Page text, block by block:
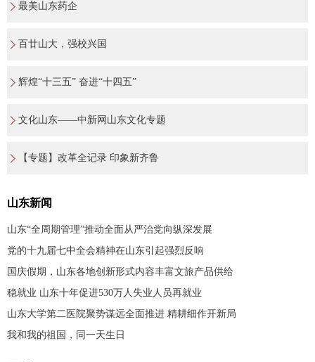
最美山东药企
百廿山大，强校兴国
辉煌“十三五” 奋进“十四五”
文化山东——中新网山东文化专题
【专题】改革全记录 印象新齐鲁
山东新闻
山东“全周期管理”推动全面从严治党向纵深发展
党的十九届七中全会精神在山东引起强烈反响
国庆假期，山东各地创新形式内容丰富文旅产品供给
稳就业 山东十年促进530万人失业人员再就业
山东大学第二医院聚势谋远全面推进 精耕细作开新局
我和我的祖国，同一天生日